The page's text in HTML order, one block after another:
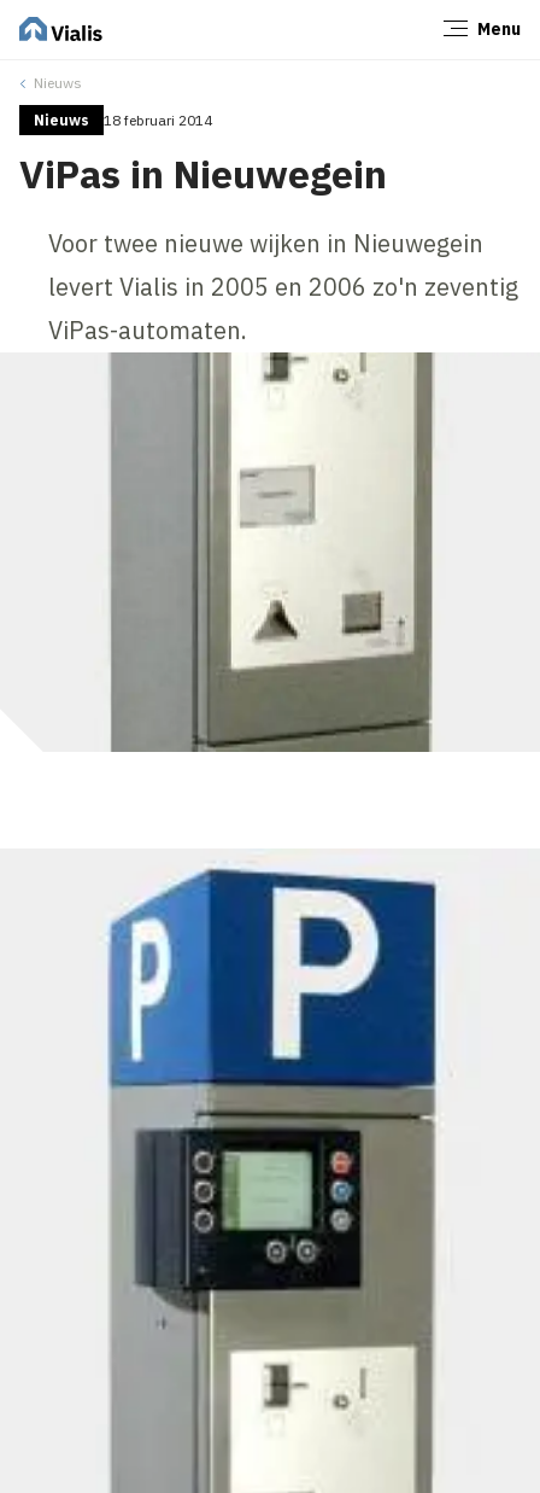
Menu
Nieuws
Nieuws 18 februari 2014
ViPas in Nieuwegein
Voor twee nieuwe wijken in Nieuwegein
levert Vialis in 2005 en 2006 zo'n zeventig
ViPas-automaten.
Sluiten